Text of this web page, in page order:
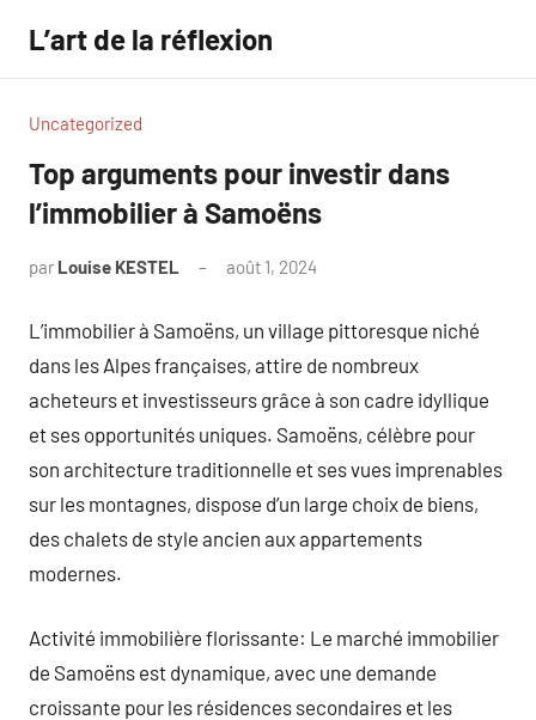
contenu
L’art de la réflexion
Uncategorized
Top arguments pour investir dans
l’immobilier à Samoëns
par Louise KESTEL août 1, 2024
L’immobilier à Samoëns, un village pittoresque niché
dans les Alpes françaises, attire de nombreux
acheteurs et investisseurs grâce à son cadre idyllique
et ses opportunités uniques. Samoëns, célèbre pour
son architecture traditionnelle et ses vues imprenables
sur les montagnes, dispose d’un large choix de biens,
des chalets de style ancien aux appartements
modernes.
Activité immobilière florissante: Le marché immobilier
de Samoëns est dynamique, avec une demande
croissante pour les résidences secondaires et les